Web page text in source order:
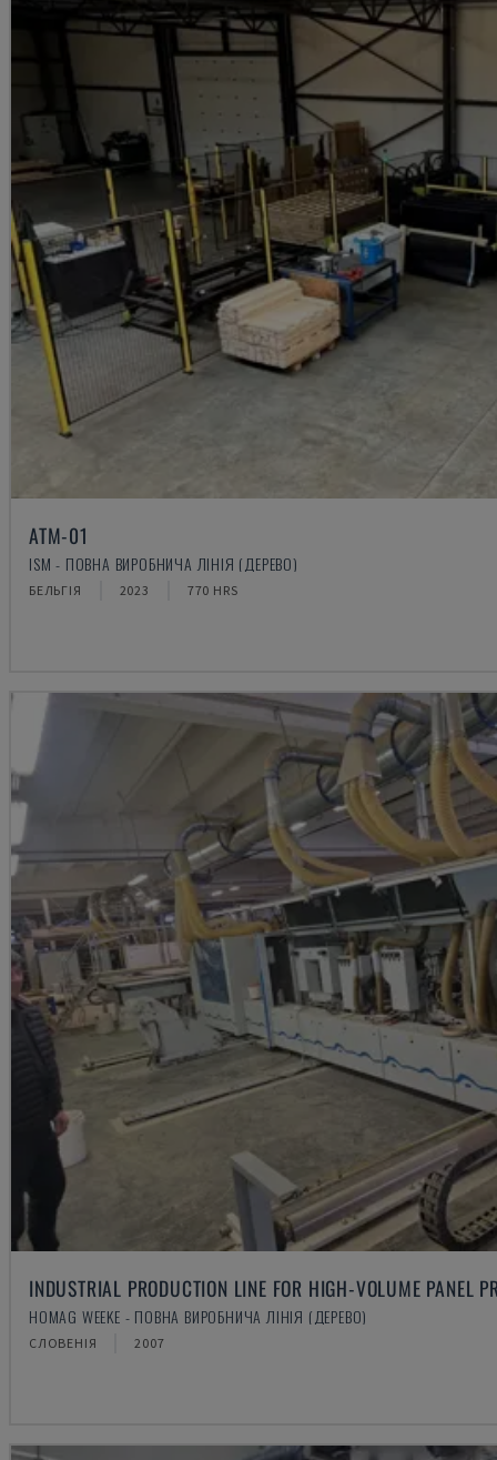
ATM-01
ISM - ПОВНА ВИРОБНИЧА ЛІНІЯ (ДЕРЕВО)
БЕЛЬГІЯ 2023 770 HRS
INDUSTRIAL PRODUCTION LINE FOR HIGH-VOLUME PANEL
HOMAG WEEKE - ПОВНА ВИРОБНИЧА ЛІНІЯ (ДЕРЕВО)
СЛОВЕНІЯ 2007